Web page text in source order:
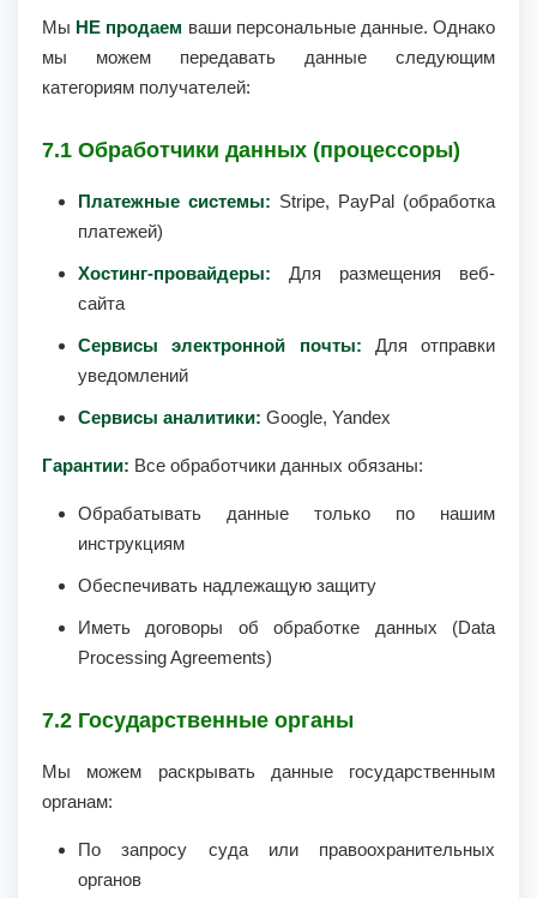
Мы НЕ продаем ваши персональные данные. Однако
мы можем передавать данные следующим
категориям получателей:
7.1 Обработчики данных (процессоры)
Платежные системы: Stripe, PayPal (обработка
платежей)
Хостинг-провайдеры: Для размещения веб-
сайта
Сервисы электронной почты: Для отправки
уведомлений
Сервисы аналитики: Google, Yandex
Гарантии: Все обработчики данных обязаны:
Обрабатывать данные только по нашим
инструкциям
Обеспечивать надлежащую защиту
Иметь договоры об обработке данных (Data
Processing Agreements)
7.2 Государственные органы
Мы можем раскрывать данные государственным
органам:
По запросу суда или правоохранительных
органов